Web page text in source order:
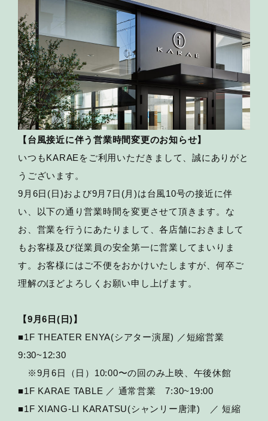
【台風接近に伴う営業時間変更のお知らせ】
いつもKARAEをご利用いただきまして、誠にありがと
うございます。
9月6日(日)および9月7日(月)は台風10号の接近に伴
い、以下の通り営業時間を変更させて頂きます。な
お、営業を行うにあたりまして、各店舗におきまして
もお客様及び従業員の安全第一に営業してまいりま
す。お客様にはご不便をおかけいたしますが、何卒ご
理解のほどよろしくお願い申し上げます。
【9月6日(日)】
■1F THEATER ENYA(シアター演屋) ／短縮営業
9:30~12:30
※9月6日（日）10:00〜の回のみ上映、午後休館
■1F KARAE TABLE ／ 通常営業 7:30~19:00
■1F XIANG-LI KARATSU(シャンリー唐津) ／ 短縮